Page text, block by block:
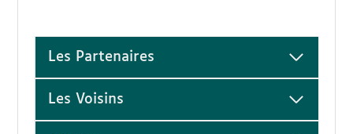
Les Partenaires
Les Voisins